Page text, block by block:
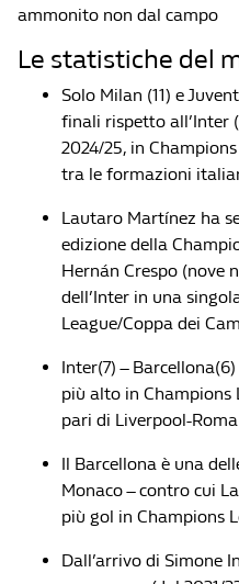
ammonito non dal campo
Le statistiche del
Solo Milan (11) e
finali rispetto all’Inter
2024/25, in
tra le formazioni
Lautaro Martínez ha
edizione della
Hernán Crespo (nove
dell’Inter in una
League/Coppa dei
Inter(7) –
più alto in Champions
pari di Liverpool-Roma
Il Barcellona è una
Monaco – contro cui
più gol in Champions
Dall’arrivo di Simone